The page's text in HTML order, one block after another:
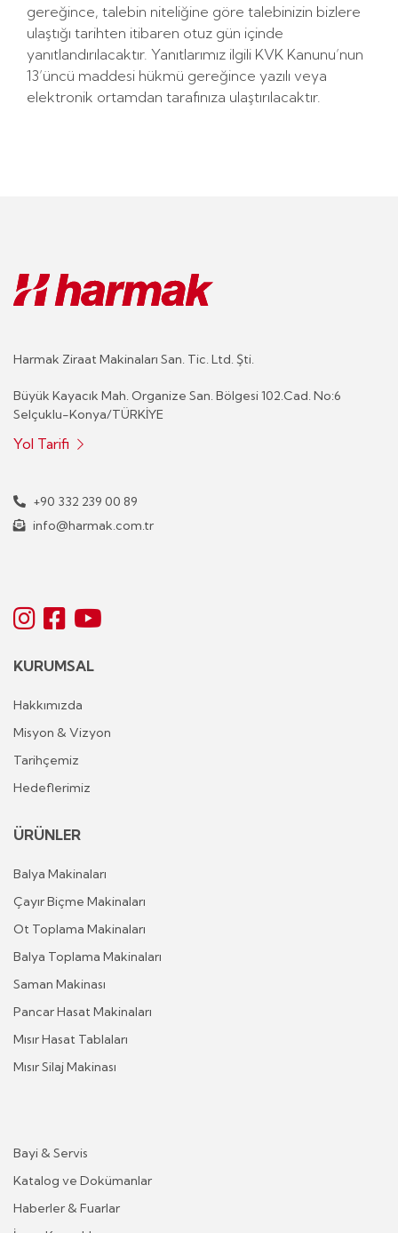
gereğince, talebin niteliğine göre talebinizin bizlere
ulaştığı tarihten itibaren otuz gün içinde
yanıtlandırılacaktır. Yanıtlarımız ilgili KVK Kanunu’nun
13’üncü maddesi hükmü gereğince yazılı veya
elektronik ortamdan tarafınıza ulaştırılacaktır.
Harmak Ziraat Makinaları San. Tic. Ltd. Şti.
Büyük Kayacık Mah. Organize San. Bölgesi 102.Cad. No:6
Selçuklu-Konya/TÜRKİYE
Yol Tarifi
+90 332 239 00 89
info@harmak.com.tr
KURUMSAL
Hakkımızda
Misyon & Vizyon
Tarihçemiz
Hedeflerimiz
ÜRÜNLER
Balya Makinaları
Çayır Biçme Makinaları
Ot Toplama Makinaları
Balya Toplama Makinaları
Saman Makinası
Pancar Hasat Makinaları
Mısır Hasat Tablaları
Mısır Silaj Makinası
Bayi & Servis
Katalog ve Dokümanlar
Haberler & Fuarlar